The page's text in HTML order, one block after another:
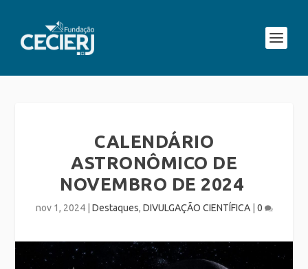
CALENDÁRIO
ASTRONÔMICO DE
NOVEMBRO DE 2024
nov 1, 2024| Destaques, DIVULGAÇÃO CIENTÍFICA| 0